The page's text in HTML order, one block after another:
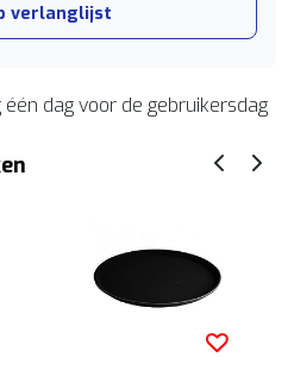
verlanglijst
dag voor de gebruikersdag